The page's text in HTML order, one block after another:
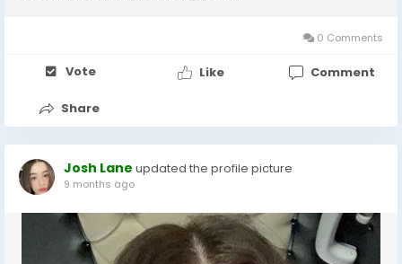
0 Comments
Vote Like Comment
Share
Josh Lane updated the profile picture
9 months ago